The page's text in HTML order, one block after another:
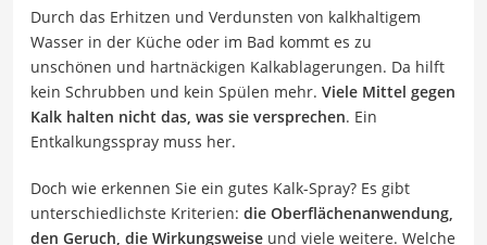
Durch das Erhitzen und Verdunsten von kalkhaltigem
Wasser in der Küche oder im Bad kommt es zu
unschönen und hartnäckigen Kalkablagerungen. Da hilft
kein Schrubben und kein Spülen mehr. Viele Mittel gegen
Kalk halten nicht das, was sie versprechen. Ein
Entkalkungsspray muss her.
Doch wie erkennen Sie ein gutes Kalk-Spray? Es gibt
unterschiedlichste Kriterien: die Oberflächenanwendung,
den Geruch, die Wirkungsweise und viele weitere. Welche